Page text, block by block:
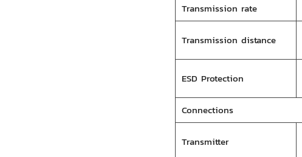
Transmission rate
Transmission distance
ESD Protection
Connections
Transmitter